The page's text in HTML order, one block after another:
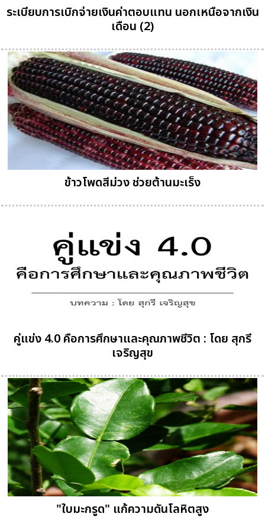
ระเบียบการเบิกจ่ายเงินค่าตอบแทน นอกเหนือจากเงิน
เดือน (2)
ข้าวโพดสีม่วง ช่วยต้านมะเร็ง
คู่แข่ง 4.0 คือการศึกษาและคุณภาพชีวิต : โดย สุกรี
เจริญสุข
"ใบมะกรูด" แก้ความดันโลหิตสูง